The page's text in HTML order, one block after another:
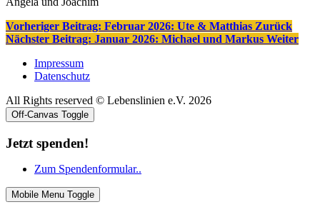
Vorheriger Beitrag: Februar 2026: Ute & Matthias Zurück
Nächster Beitrag: Januar 2026: Michael und Markus Weiter
Impressum
Datenschutz
All Rights reserved © Lebenslinien e.V. 2026
Off-Canvas Toggle
Jetzt spenden!
Zum Spendenformular..
Mobile Menu Toggle